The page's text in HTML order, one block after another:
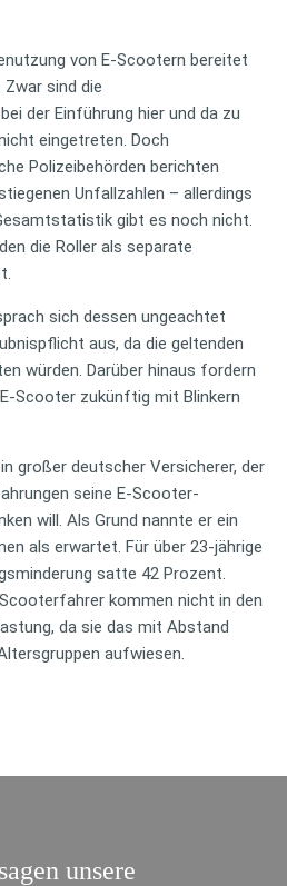
von E-Scootern bereitet
sind die
der Einführung hier und da zu
eingetreten. Doch
Polizeibehörden berichten
Unfallzahlen – allerdings
gibt es noch nicht.
die Roller als separate
sich dessen ungeachtet
aus, da die geltenden
würden. Darüber hinaus fordern
Scooter zukünftig mit Blinkern
großer deutscher Versicherer, der
seine E-Scooter-
will. Als Grund nannte er ein
als erwartet. Für über 23-jährige
satte 42 Prozent.
kommen nicht in den
da sie das mit Abstand
aufwiesen.
unsere